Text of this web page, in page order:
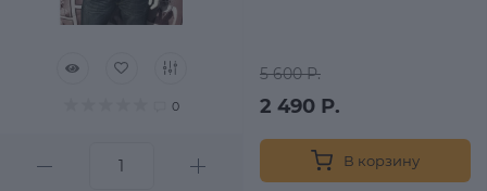
0
5 600 Р.
2 490 Р.
В корзину